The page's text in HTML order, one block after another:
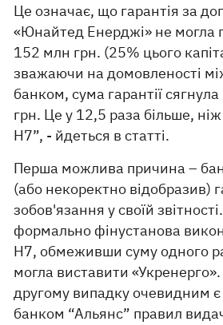
Це означає, що гарантія за
«Юнайтед Енерджі» не могла
152 млн грн. (25% цього
зважаючи на домовленості
банком, сума гарантії
грн. Це у 12,5 раза більше,
Н7”, - йдеться в статті.
Перша можлива причина –
(або некоректно відобразив)
зобов'язання у своїй
формально фінустанова
Н7, обмеживши суму одного
могла виставити
другому випадку очевидним
банком “Альянс” правил